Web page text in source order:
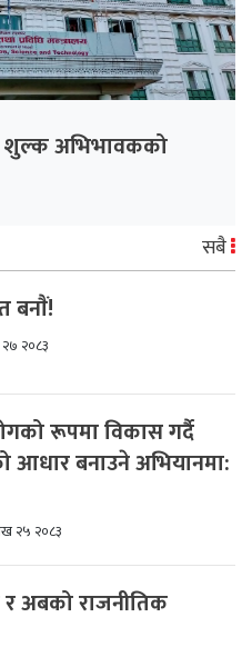
शुल्क अभिभावकको
सबै
बनाैं!
२०८३
रूपमा विकास गर्दै
आधार बनाउने अभियानमा:
२५ २०८३
अबको राजनीतिक